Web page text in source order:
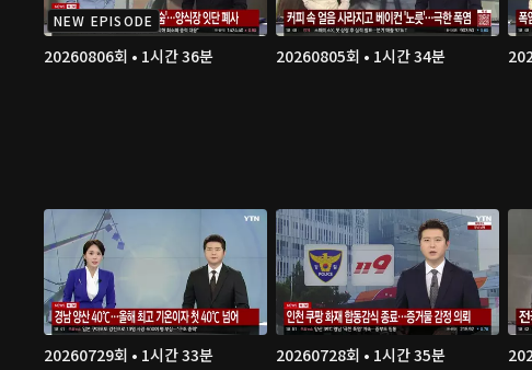
NEW EPISODE
20260806회 • 1시간 36분 20260805회 • 1시간 34분
20260729회 • 1시간 33분 20260728회 • 1시간 35분